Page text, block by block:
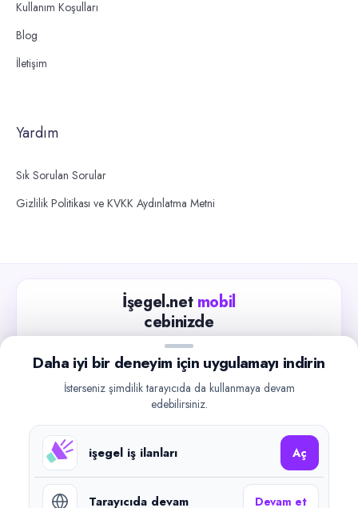
Kullanım Koşulları
Blog
İletişim
Yardım
Sık Sorulan Sorular
Gizlilik Politikası ve KVKK Aydınlatma Metni
İşegel.net mobil
cebinizde
Güncel iş ilanlarını takip edin, işverenlerle hızlıca
iletişime geçin.
Google Play
Daha iyi bir deneyim için uygulamayı indirin
İsterseniz şimdilik tarayıcıda da kullanmaya devam
edebilirsiniz.
işegel iş ilanları Aç
Tarayıcıda devam Devam et